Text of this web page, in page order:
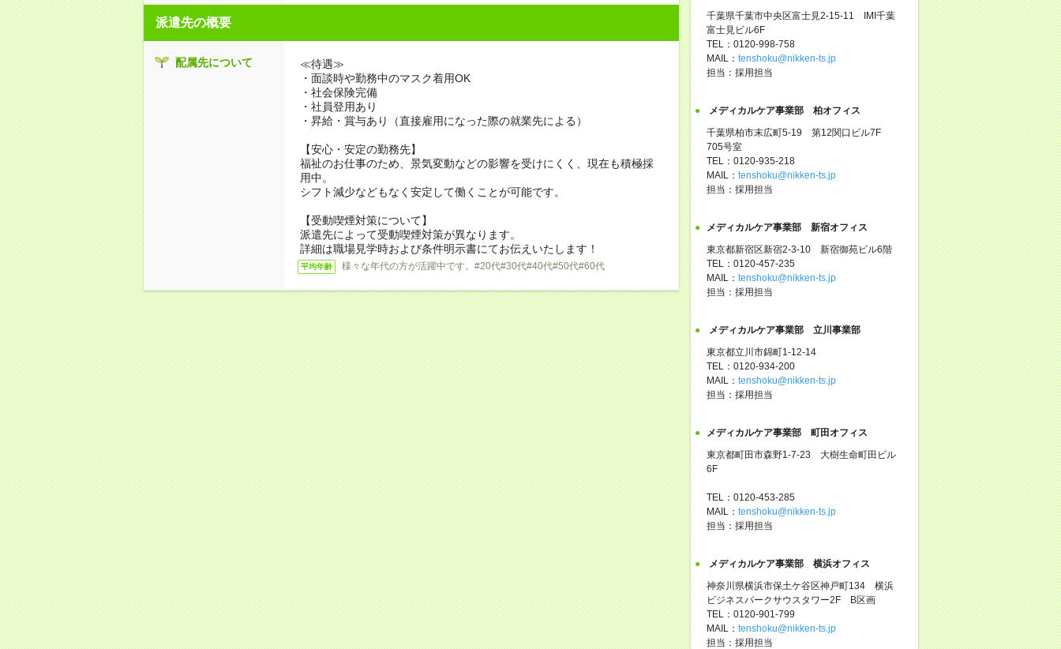
派遣先の概要
配属先について
≪待遇≫
・面談時や勤務中のマスク着用OK
・社会保険完備
・社員登用あり
・昇給・賞与あり（直接雇用になった際の就業先による）
【安心・安定の勤務先】
福祉のお仕事のため、景気変動などの影響を受けにくく、現在も積極採
用中。
シフト減少などもなく安定して働くことが可能です。
【受動喫煙対策について】
派遣先によって受動喫煙対策が異なります。
詳細は職場見学時および条件明示書にてお伝えいたします！
平均年齢 様々な年代の方が活躍中です。#20代#30代#40代#50代#60代
千葉県千葉市中央区富士見2-15-11 IMI千葉
富士見ビル6F
TEL：0120-998-758
MAIL： tenshoku@nikken-ts.jp
担当：採用担当
メディカルケア事業部 柏オフィス
千葉県柏市末広町5-19 第12関口ビル7F
705号室
TEL：0120-935-218
MAIL： tenshoku@nikken-ts.jp
担当：採用担当
メディカルケア事業部 新宿オフィス
東京都新宿区新宿2-3-10 新宿御苑ビル6階
TEL：0120-457-235
MAIL： tenshoku@nikken-ts.jp
担当：採用担当
メディカルケア事業部 立川事業部
東京都立川市錦町1-12-14
TEL：0120-934-200
MAIL： tenshoku@nikken-ts.jp
担当：採用担当
メディカルケア事業部 町田オフィス
東京都町田市森野1-7-23 大樹生命町田ビル
6F
TEL：0120-453-285
MAIL： tenshoku@nikken-ts.jp
担当：採用担当
メディカルケア事業部 横浜オフィス
神奈川県横浜市保土ケ谷区神戸町134 横浜
ビジネスパークサウスタワー2F B区画
TEL：0120-901-799
MAIL： tenshoku@nikken-ts.jp
担当：採用担当